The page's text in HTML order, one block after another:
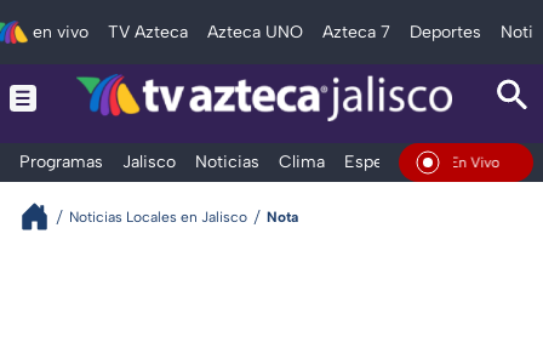
en vivo TV Azteca Azteca UNO Azteca 7 Deportes
Programas Jalisco Noticias Clima Espectáculos Deportes
En Vivo
Noticias Locales en Jalisco Nota